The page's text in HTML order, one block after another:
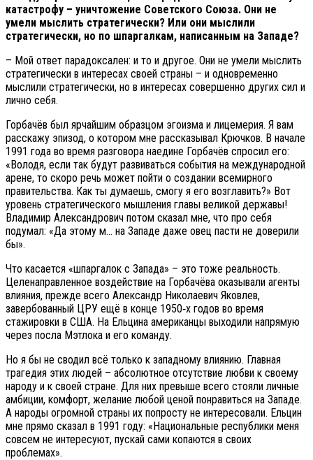
катастрофу – уничтожение Советского Союза. Они не
умели мыслить стратегически? Или они мыслили
стратегически, но по шпаргалкам, написанным на Западе?
– Мой ответ парадоксален: и то и другое. Они не умели мыслить
стратегически в интересах своей страны – и одновременно
мыслили стратегически, но в интересах совершенно других сил и
лично себя.
Горбачёв был ярчайшим образцом эгоизма и лицемерия. Я вам
расскажу эпизод, о котором мне рассказывал Крючков. В начале
1991 года во время разговора наедине Горбачёв спросил его:
«Володя, если так будут развиваться события на международной
арене, то скоро речь может пойти о создании всемирного
правительства. Как ты думаешь, смогу я его возглавить?» Вот
уровень стратегического мышления главы великой державы!
Владимир Александрович потом сказал мне, что про себя
подумал: «Да этому м… на Западе даже овец пасти не доверили
бы».
Что касается «шпаргалок с Запада» – это тоже реальность.
Целенаправленное воздействие на Горбачёва оказывали агенты
влияния, прежде всего Александр Николаевич Яковлев,
завербованный ЦРУ ещё в конце 1950‑х годов во время
стажировки в США. На Ельцина американцы выходили напрямую
через посла Мэтлока и его команду.
Но я бы не сводил всё только к западному влиянию. Главная
трагедия этих людей – абсолютное отсутствие любви к своему
народу и к своей стране. Для них превыше всего стояли личные
амбиции, комфорт, желание любой ценой понравиться на Западе.
А народы огромной страны их попросту не интересовали. Ельцин
мне прямо сказал в 1991 году: «Национальные республики меня
совсем не интересуют, пускай сами копаются в своих
проблемах».